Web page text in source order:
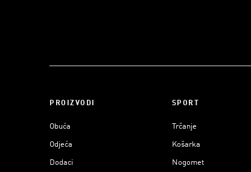
PROIZVODI
Obuća
Odjeća
Dodaci
SPORT
Trčanje
Košarka
Nogomet